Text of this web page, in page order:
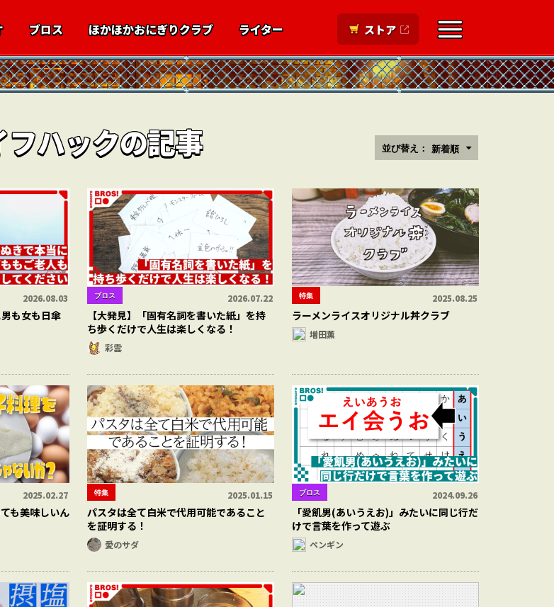
ブロス ほかほかおにぎりクラブ ライター ストア
フハックの記事 並び替え： 新着順
2026.08.03
も女も日傘
ブロス 2026.07.22
【大発見】「固有名詞を書いた紙」を持
ち歩くだけで人生は楽しくなる！
彩雲
特集 2025.08.25
ラーメンライスオリジナル丼クラブ
増田薫
2025.02.27
も美味しいん
特集 2025.01.15
パスタは全て白米で代用可能であること
を証明する！
愛のサダ
ブロス 2024.09.26
「愛飢男(あいうえお)」みたいに同じ行だ
けで言葉を作って遊ぶ
ペンギン